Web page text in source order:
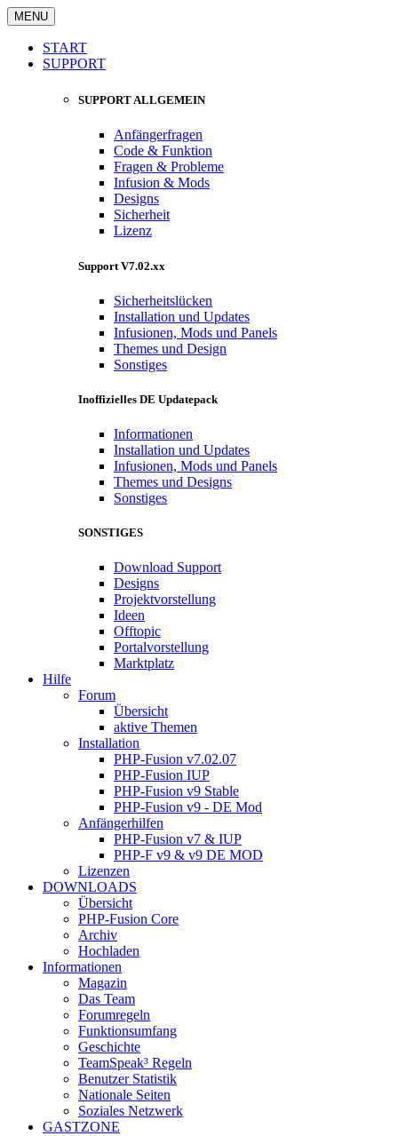
MENU
START
SUPPORT
SUPPORT ALLGEMEIN
Anfängerfragen
Code & Funktion
Fragen & Probleme
Infusion & Mods
Designs
Sicherheit
Lizenz
Support V7.02.xx
Sicherheitslücken
Installation und Updates
Infusionen, Mods und Panels
Themes und Design
Sonstiges
Inoffizielles DE Updatepack
Informationen
Installation und Updates
Infusionen, Mods und Panels
Themes und Designs
Sonstiges
SONSTIGES
Download Support
Designs
Projektvorstellung
Ideen
Offtopic
Portalvorstellung
Marktplatz
Hilfe
Forum
Übersicht
aktive Themen
Installation
PHP-Fusion v7.02.07
PHP-Fusion IUP
PHP-Fusion v9 Stable
PHP-Fusion v9 - DE Mod
Anfängerhilfen
PHP-Fusion v7 & IUP
PHP-F v9 & v9 DE MOD
Lizenzen
DOWNLOADS
Übersicht
PHP-Fusion Core
Archiv
Hochladen
Informationen
Magazin
Das Team
Forumregeln
Funktionsumfang
Geschichte
TeamSpeak³ Regeln
Benutzer Statistik
Nationale Seiten
Soziales Netzwerk
GASTZONE